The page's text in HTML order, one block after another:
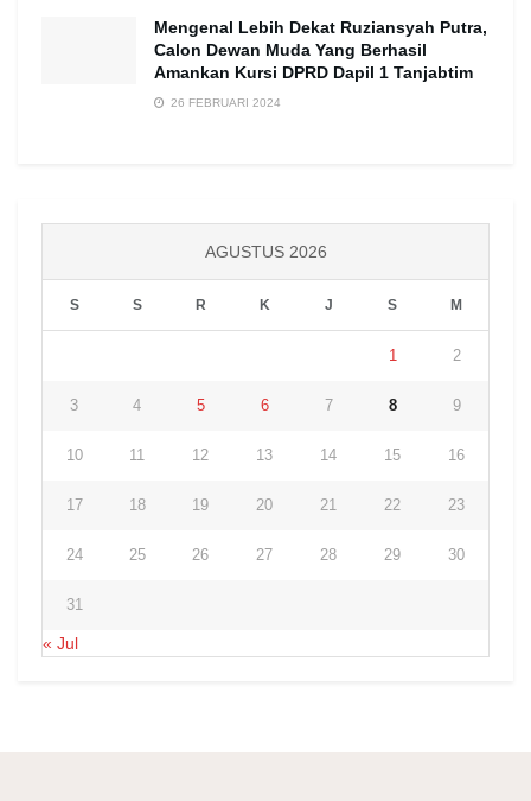
Mengenal Lebih Dekat Ruziansyah Putra,
Calon Dewan Muda Yang Berhasil
Amankan Kursi DPRD Dapil 1 Tanjabtim
26 FEBRUARI 2024
AGUSTUS 2026
S S R K J S M
1 2
3 4 5 6 7 8 9
10 11 12 13 14 15 16
17 18 19 20 21 22 23
24 25 26 27 28 29 30
31
« Jul